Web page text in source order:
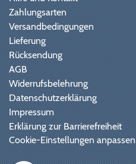
Zahlungsarten
Versandbedingungen
Lieferung
Rücksendung
AGB
Widerrufsbelehrung
Datenschutzerklärung
Impressum
Erklärung zur Barrierefreiheit
Cookie-Einstellungen anpassen